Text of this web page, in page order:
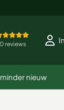
reviews
nieuw